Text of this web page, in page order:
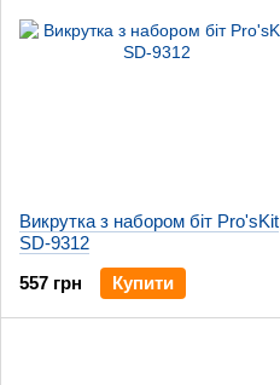
Викрутка з набором біт Pro'sKit
SD-9312
557 грн
Купити